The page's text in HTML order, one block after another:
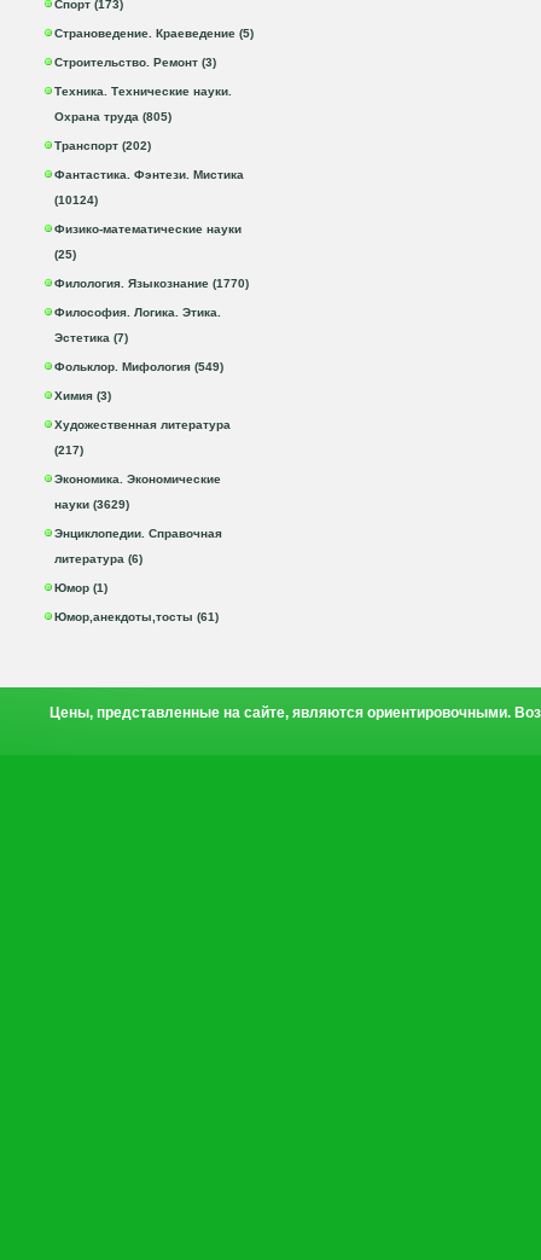
Спорт (173)
Страноведение. Краеведение (5)
Строительство. Ремонт (3)
Техника. Технические науки.
Охрана труда (805)
Транспорт (202)
Фантастика. Фэнтези. Мистика
(10124)
Физико-математические науки
(25)
Филология. Языкознание (1770)
Философия. Логика. Этика.
Эстетика (7)
Фольклор. Мифология (549)
Химия (3)
Художественная литература
(217)
Экономика. Экономические
науки (3629)
Энциклопедии. Справочная
литература (6)
Юмор (1)
Юмор,анекдоты,тосты (61)
Цены, представленные на сайте, являются ориентировочными.